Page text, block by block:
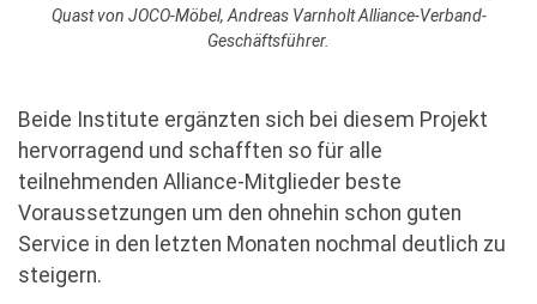
Quast von JOCO-Möbel, Andreas Varnholt Alliance-Verband-
Geschäftsführer.
Beide Institute ergänzten sich bei diesem Projekt
hervorragend und schafften so für alle
teilnehmenden Alliance-Mitglieder beste
Voraussetzungen um den ohnehin schon guten
Service in den letzten Monaten nochmal deutlich zu
steigern.